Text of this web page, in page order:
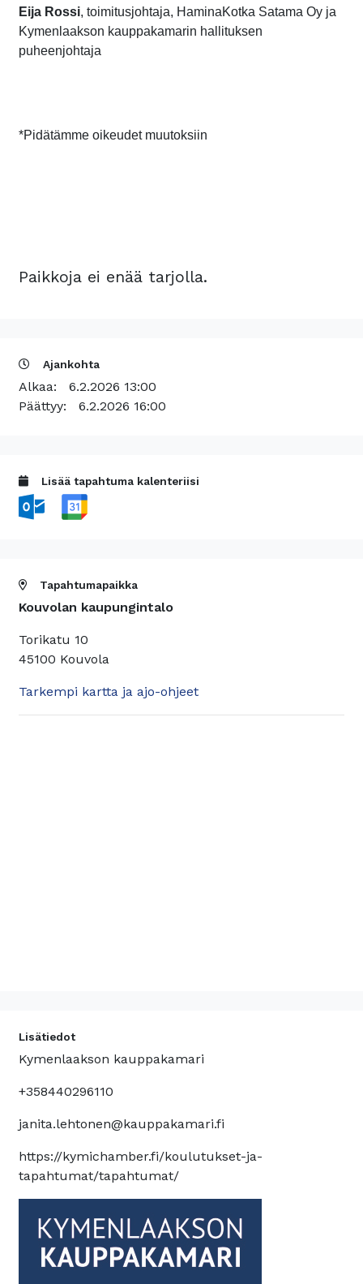
Eija Rossi, toimitusjohtaja, HaminaKotka Satama Oy ja
Kymenlaakson kauppakamarin hallituksen
puheenjohtaja
*Pidätämme oikeudet muutoksiin
Paikkoja ei enää tarjolla.
Ajankohta
Alkaa: 6.2.2026 13:00
Päättyy: 6.2.2026 16:00
Lisää tapahtuma kalenteriisi
Tapahtumapaikka
Kouvolan kaupungintalo
Torikatu 10
45100 Kouvola
Tarkempi kartta ja ajo-ohjeet
Lisätiedot
Kymenlaakson kauppakamari
+358440296110
janita.lehtonen@kauppakamari.fi
https://kymichamber.fi/koulutukset-ja-
tapahtumat/tapahtumat/